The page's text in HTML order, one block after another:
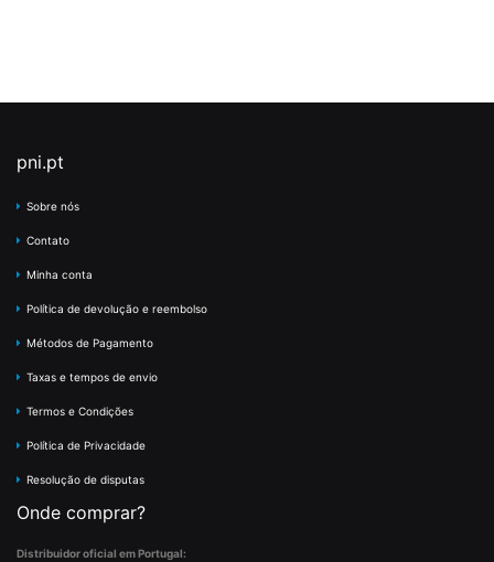
pni.pt
Sobre nós
Contato
Minha conta
Política de devolução e reembolso
Métodos de Pagamento
Taxas e tempos de envio
Termos e Condições
Política de Privacidade
Resolução de disputas
Onde comprar?
Distribuidor oficial em Portugal: